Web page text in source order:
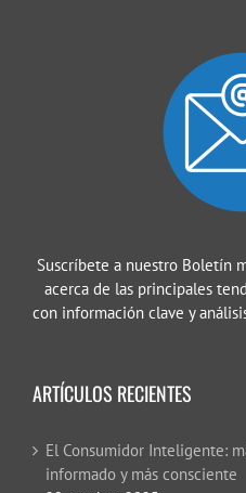
Suscríbete a nuestro Boletín
acerca de las principales
con información clave y
ARTÍCULOS RECIENTES
El Consumidor Inteligente:
informado y más consciente